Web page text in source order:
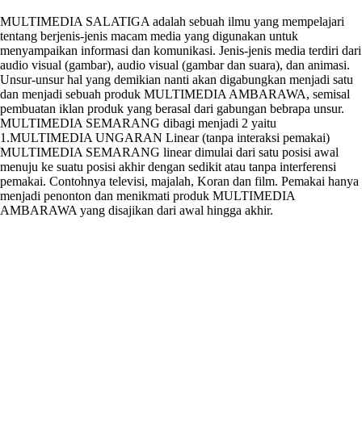
MULTIMEDIA SALATIGA adalah sebuah ilmu yang mempelajari
tentang berjenis-jenis macam media yang digunakan untuk
menyampaikan informasi dan komunikasi. Jenis-jenis media terdiri dari
audio visual (gambar), audio visual (gambar dan suara), dan animasi.
Unsur-unsur hal yang demikian nanti akan digabungkan menjadi satu
dan menjadi sebuah produk MULTIMEDIA AMBARAWA, semisal
pembuatan iklan produk yang berasal dari gabungan bebrapa unsur.
MULTIMEDIA SEMARANG dibagi menjadi 2 yaitu
1.MULTIMEDIA UNGARAN Linear (tanpa interaksi pemakai)
MULTIMEDIA SEMARANG linear dimulai dari satu posisi awal
menuju ke suatu posisi akhir dengan sedikit atau tanpa interferensi
pemakai. Contohnya televisi, majalah, Koran dan film. Pemakai hanya
menjadi penonton dan menikmati produk MULTIMEDIA
AMBARAWA yang disajikan dari awal hingga akhir.